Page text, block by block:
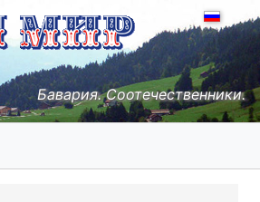
Бавария. Соотечественники.